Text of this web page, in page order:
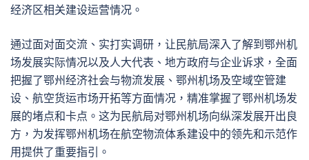
经济区相关建设运营情况。
通过面对面交流、实打实调研，让民航局深入了解到鄂州机
场发展实际情况以及人大代表、地方政府与企业诉求，全面
把握了鄂州经济社会与物流发展、鄂州机场及空域空管建
设、航空货运市场开拓等方面情况，精准掌握了鄂州机场发
展的堵点和卡点。这为民航局对鄂州机场向纵深发展开出良
方，为发挥鄂州机场在航空物流体系建设中的领先和示范作
用提供了重要指引。